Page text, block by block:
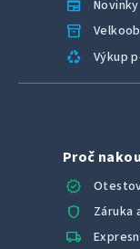
newspaper Novinky
inventory_2
recycling Výkup
Proč
verified
shield Záruka
local_shipping